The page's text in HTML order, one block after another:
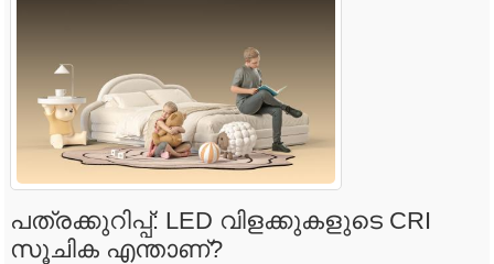
പത്രക്കുറിപ്പ്: LED വിളക്കുകളുടെ CRI
സൂചിക എന്താണ്?